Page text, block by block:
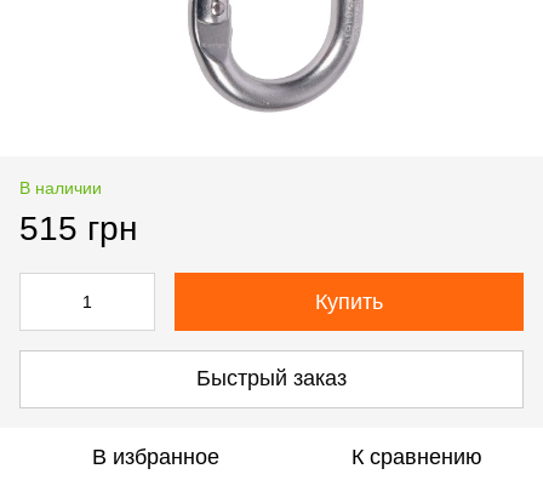
В наличии
515 грн
Купить
Быстрый заказ
В избранное К сравнению